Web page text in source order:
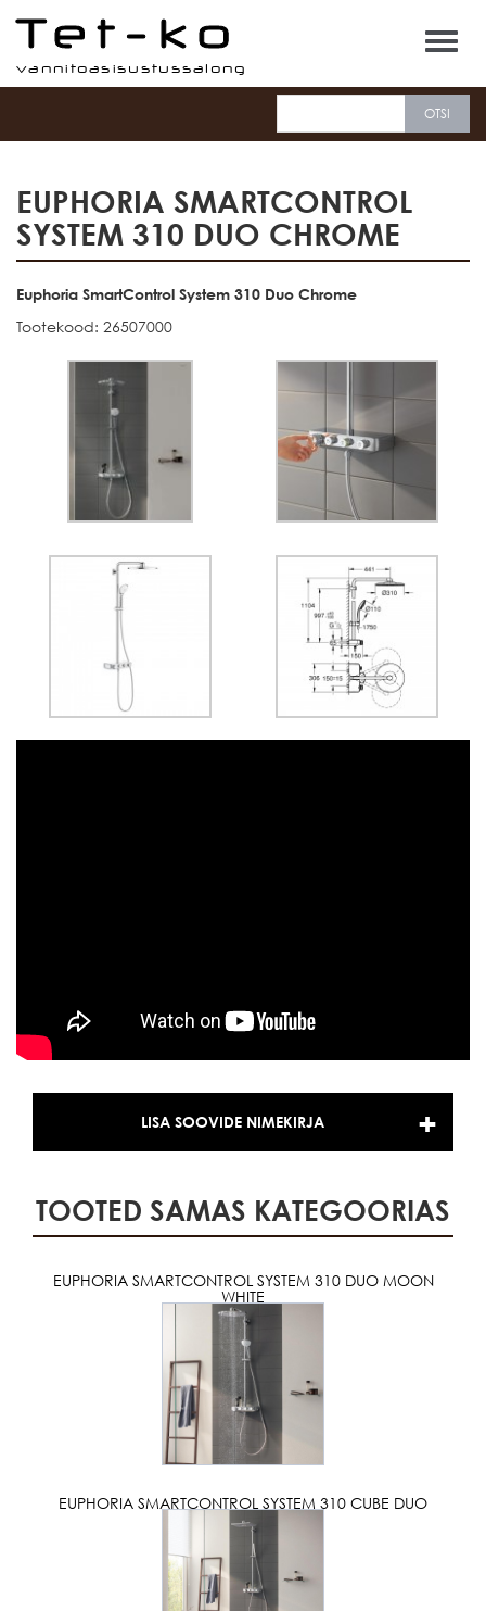
Tet-ko
EUPHORIA SMARTCONTROL
SYSTEM 310 DUO CHROME
Euphoria SmartControl System 310 Duo Chrome
Tootekood: 26507000
LISA SOOVIDE NIMEKIRJA
TOOTED SAMAS KATEGOORIAS
EUPHORIA SMARTCONTROL SYSTEM 310 DUO MOON
WHITE
EUPHORIA SMARTCONTROL SYSTEM 310 CUBE DUO